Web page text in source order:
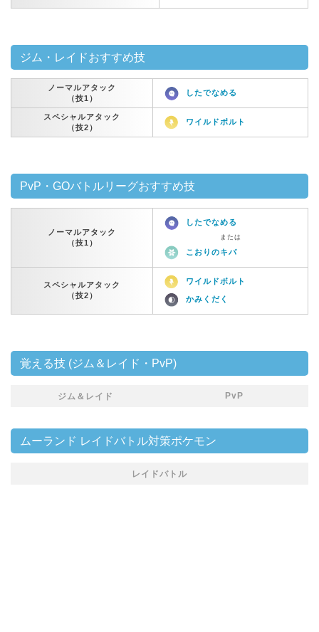
ジム・レイドおすすめ技
ノーマルアタック
（技1）
したでなめる
スペシャルアタック
（技2）
ワイルドボルト
PvP・GOバトルリーグおすすめ技
ノーマルアタック
（技1）
したでなめる
または
こおりのキバ
スペシャルアタック
（技2）
ワイルドボルト
かみくだく
覚える技 (ジム＆レイド・PvP)
ジム＆レイド PvP
ムーランド レイドバトル対策ポケモン
レイドバトル